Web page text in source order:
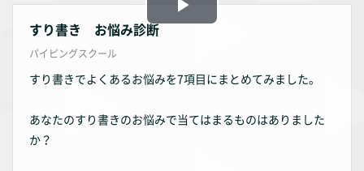
Play
すり書き お悩み診断
パイピングスクール
すり書きでよくあるお悩みを7項目にまとめてみました。
あなたのすり書きのお悩みで当てはまるものはありました
か？